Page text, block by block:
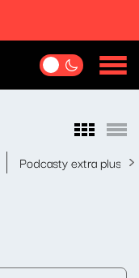
Podcasty extra plus